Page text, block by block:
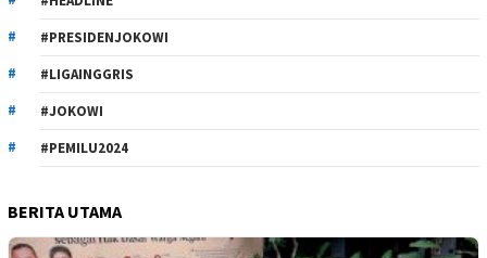
#PRESIDENJOKOWI
#LIGAINGGRIS
#JOKOWI
#PEMILU2024
BERITA UTAMA